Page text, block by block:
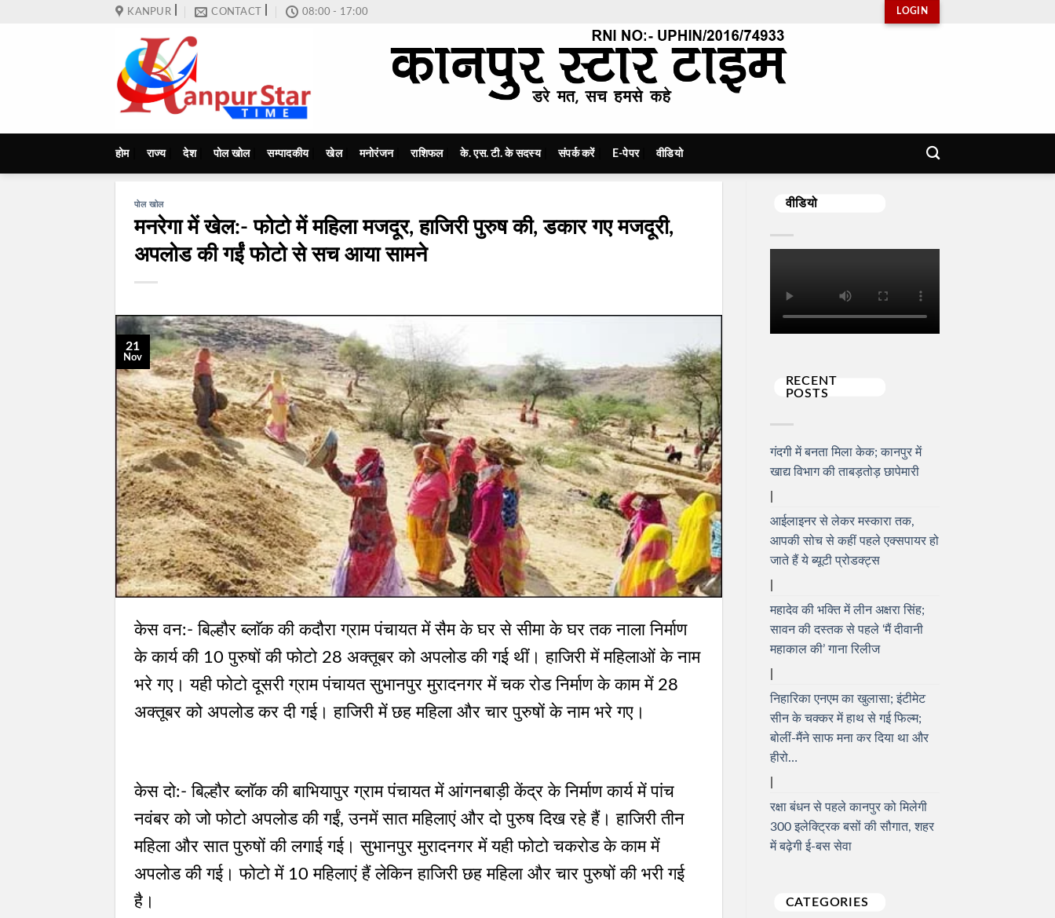
KANPUR CONTACT 08:00 - 17:00 LOGIN
होम राज्य देश पोल खोल सम्पादकीय खेल मनोरंजन राशिफल के. एस. टी. के सदस्य संपर्क करें E-पेपर वीडियो
पोल खोल
मनरेगा में खेल:- फोटो में महिला मजदूर, हाजिरी पुरुष की, डकार गए मजदूरी,
अपलोड की गईं फोटो से सच आया सामने
21
Nov
केस वन:- बिल्हौर ब्लाॅक की कदौरा ग्राम पंचायत में सैम के घर से सीमा के घर तक नाला निर्माण
के कार्य की 10 पुरुषों की फोटो 28 अक्तूबर को अपलोड की गई थीं। हाजिरी में महिलाओं के नाम
भरे गए। यही फोटो दूसरी ग्राम पंचायत सुभानपुर मुरादनगर में चक रोड निर्माण के काम में 28
अक्तूबर को अपलोड कर दी गई। हाजिरी में छह महिला और चार पुरुषों के नाम भरे गए।
केस दो:- बिल्हौर ब्लाॅक की बाभियापुर ग्राम पंचायत में आंगनबाड़ी केंद्र के निर्माण कार्य में पांच
नवंबर को जो फोटो अपलोड की गईं, उनमें सात महिलाएं और दो पुरुष दिख रहे हैं। हाजिरी तीन
महिला और सात पुरुषों की लगाई गई। सुभानपुर मुरादनगर में यही फोटो चकरोड के काम में
अपलोड की गई। फोटो में 10 महिलाएं हैं लेकिन हाजिरी छह महिला और चार पुरुषों की भरी गई
है।
वीडियो
RECENT
POSTS
गंदगी में बनता मिला केक; कानपुर में
खाद्य विभाग की ताबड़तोड़ छापेमारी
आईलाइनर से लेकर मस्कारा तक,
आपकी सोच से कहीं पहले एक्सपायर हो
जाते हैं ये ब्यूटी प्रोडक्ट्स
महादेव की भक्ति में लीन अक्षरा सिंह;
सावन की दस्तक से पहले ‘मैं दीवानी
महाकाल की’ गाना रिलीज
निहारिका एनएम का खुलासा; इंटीमेट
सीन के चक्कर में हाथ से गई फिल्म;
बोलीं-मैंने साफ मना कर दिया था और
हीरो…
रक्षा बंधन से पहले कानपुर को मिलेगी
300 इलेक्ट्रिक बसों की सौगात, शहर
में बढ़ेगी ई-बस सेवा
CATEGORIES